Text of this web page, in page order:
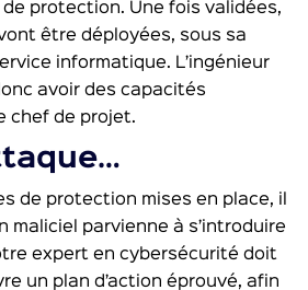
protection. Une fois validées,
être déployées, sous sa
informatique. L’ingénieur
avoir des capacités
chef de projet.
de protection mises en place, il
maliciel parvienne à s’introduire
expert en cybersécurité doit
un plan d’action éprouvé, afin